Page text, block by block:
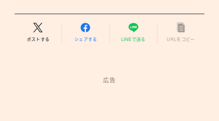
ポストする シェアする LINEで送る URLをコピー
広告